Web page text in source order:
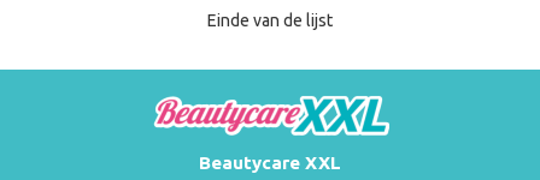
Einde van de lijst
Beautycare XXL